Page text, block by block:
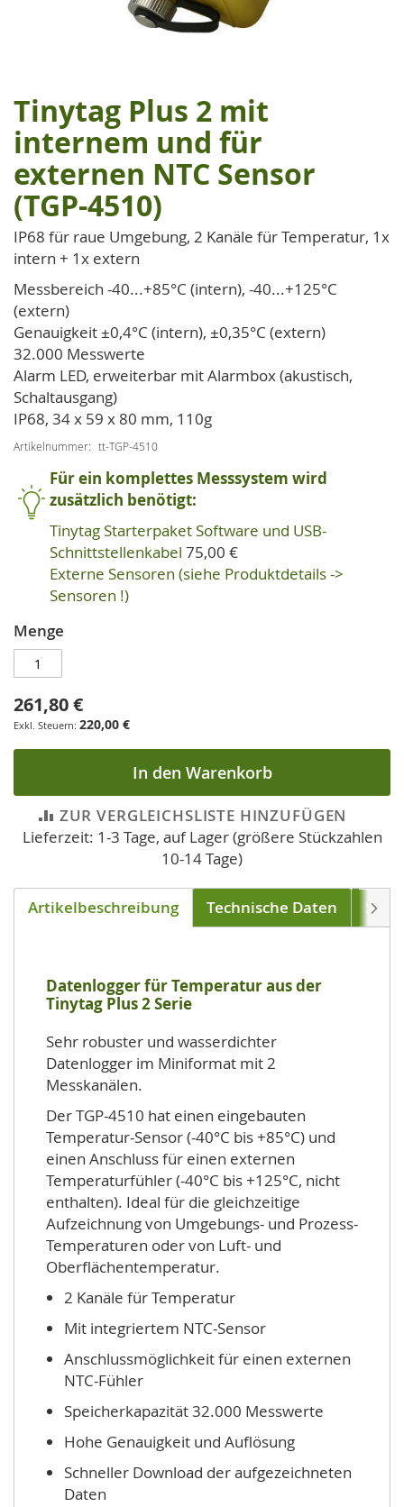
Zum
Anfang
der
Bildgalerie
springen
Tinytag Plus 2 mit
internem und für
externen NTC Sensor
(TGP-4510)
IP68 für raue Umgebung, 2 Kanäle für Temperatur, 1x
intern + 1x extern
Messbereich -40...+85°C (intern), -40...+125°C
(extern)
Genauigkeit ±0,4°C (intern), ±0,35°C (extern)
32.000 Messwerte
Alarm LED, erweiterbar mit Alarmbox (akustisch,
Schaltausgang)
IP68, 34 x 59 x 80 mm, 110g
Artikelnummer tt-TGP-4510
Für ein komplettes Messsystem wird
zusätzlich benötigt:
Tinytag Starterpaket Software und USB-
Schnittstellenkabel 75,00 €
Externe Sensoren (siehe Produktdetails ->
Sensoren !)
Menge
261,80 €
220,00 €
In den Warenkorb
ZUR VERGLEICHSLISTE HINZUFÜGEN
Lieferzeit: 1-3 Tage, auf Lager (größere Stückzahlen
10-14 Tage)
Artikelbeschreibung Technische Daten
Datenlogger für Temperatur aus der
Tinytag Plus 2 Serie
Sehr robuster und wasserdichter
Datenlogger im Miniformat mit 2
Messkanälen.
Der TGP-4510 hat einen eingebauten
Temperatur-Sensor (-40°C bis +85°C) und
einen Anschluss für einen externen
Temperaturfühler (-40°C bis +125°C, nicht
enthalten). Ideal für die gleichzeitige
Aufzeichnung von Umgebungs- und Prozess-
Temperaturen oder von Luft- und
Oberflächentemperatur.
2 Kanäle für Temperatur
Mit integriertem NTC-Sensor
Anschlussmöglichkeit für einen externen
NTC-Fühler
Speicherkapazität 32.000 Messwerte
Hohe Genauigkeit und Auflösung
Schneller Download der aufgezeichneten
Daten